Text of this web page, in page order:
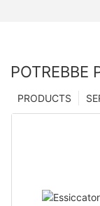
POTREBBE
PRODUCTS